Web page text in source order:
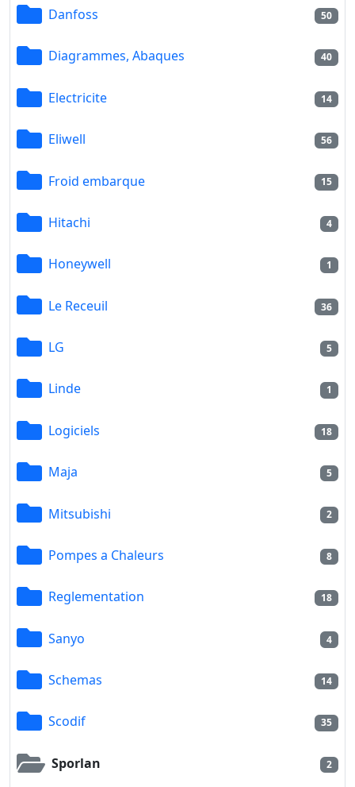
Danfoss 50
Diagrammes, Abaques 40
Electricite 14
Eliwell 56
Froid embarque 15
Hitachi 4
Honeywell 1
Le Receuil 36
LG 5
Linde 1
Logiciels 18
Maja 5
Mitsubishi 2
Pompes a Chaleurs 8
Reglementation 18
Sanyo 4
Schemas 14
Scodif 35
Sporlan 2